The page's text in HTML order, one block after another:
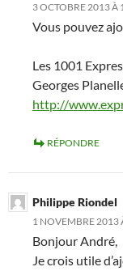
3 OCTOBRE 2013 À
Vous pouvez
Les 1001
Georges
http://
RÉPONDRE
Philippe Riondel
1 NOVEMBRE 2013
Bonjour André,
Je crois utile